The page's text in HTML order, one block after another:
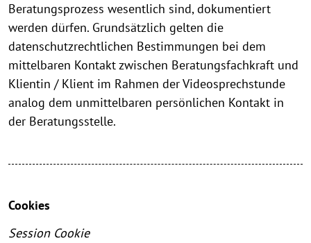
Beratungsprozess wesentlich sind, dokumentiert
werden dürfen. Grundsätzlich gelten die
datenschutzrechtlichen Bestimmungen bei dem
mittelbaren Kontakt zwischen Beratungsfachkraft und
Klientin / Klient im Rahmen der Videosprechstunde
analog dem unmittelbaren persönlichen Kontakt in
der Beratungsstelle.
Cookies
Session Cookie